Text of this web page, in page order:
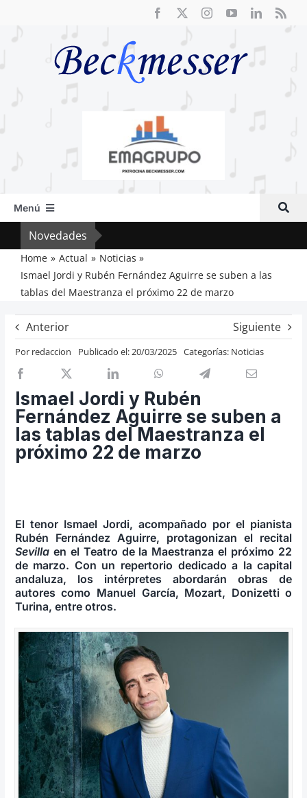
Menú
Inicio
Actual
Artículos
Previos de ópera
Entrevistas
Recomendación
Cosas de Beckmesser
Nosotros y privacidad
Buscar:
Novedades
Home Actual
Noticias
Ismael Jordi y Rubén Fernández Aguirre se suben a las
tablas del Maestranza el próximo 22 de marzo
Anterior Siguiente
Por redaccion Publicado el: 20/03/2025 Categorías: Noticias
Ismael Jordi y Rubén
Fernández Aguirre se suben a
las tablas del Maestranza el
próximo 22 de marzo
El tenor Ismael Jordi, acompañado por el pianista
Rubén Fernández Aguirre, protagonizan el recital
Sevillaen el Teatro de la Maestranza el próximo 22
de marzo. Con un repertorio dedicado a la capital
andaluza, los intérpretes abordarán obras de
autores como Manuel García, Mozart, Donizetti o
Turina, entre otros.